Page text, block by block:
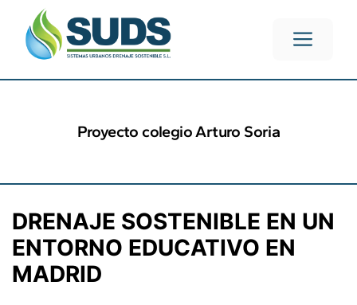
Proyecto colegio Arturo Soria
DRENAJE SOSTENIBLE EN UN
ENTORNO EDUCATIVO EN
MADRID